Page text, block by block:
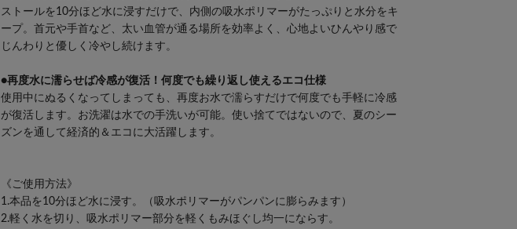
ストールを10分ほど水に浸すだけで、内側の吸水ポリマーがたっぷりと水分をキ
ープ。首元や手首など、太い血管が通る場所を効率よく、心地よいひんやり感で
じんわりと優しく冷やし続けます。
●再度水に濡らせば冷感が復活！何度でも繰り返し使えるエコ仕様
使用中にぬるくなってしまっても、再度お水で濡らすだけで何度でも手軽に冷感
が復活します。お洗濯は水での手洗いが可能。使い捨てではないので、夏のシー
ズンを通して経済的＆エコに大活躍します。
《ご使用方法》
1.本品を10分ほど水に浸す。（吸水ポリマーがパンパンに膨らみます）
2.軽く水を切り、吸水ポリマー部分を軽くもみほぐし均一にならす。